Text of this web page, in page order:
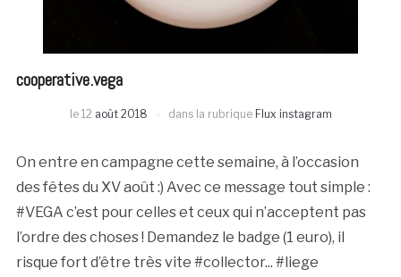
cooperative.vega
le 12 août 2018 dans la rubrique Flux instagram
On entre en campagne cette semaine, à l’occasion
des fêtes du XV août :) Avec ce message tout simple :
#VEGA c’est pour celles et ceux qui n’acceptent pas
l’ordre des choses ! Demandez le badge (1 euro), il
risque fort d’être très vite #collector... #liege